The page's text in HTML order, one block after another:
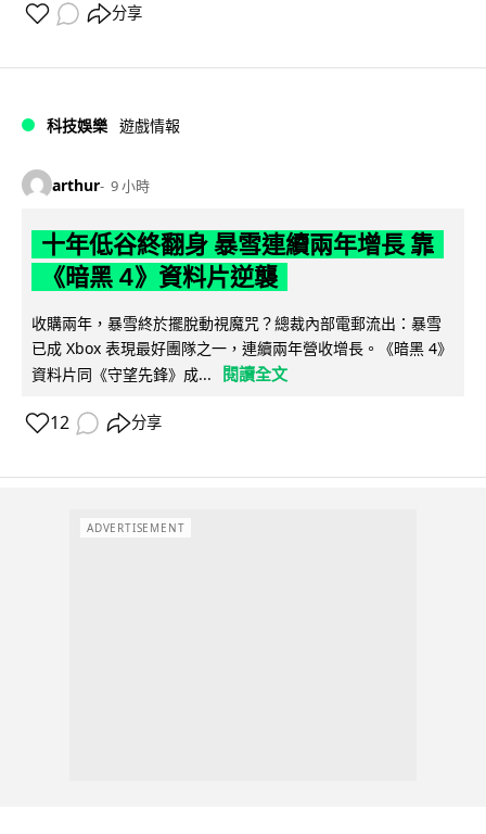
分享
科技娛樂 遊戲情報
arthur 9 小時
十年低谷終翻身 暴雪連續兩年增長 靠
《暗黑 4》資料片逆襲
收購兩年，暴雪終於擺脫動視魔咒？總裁內部電郵流出：暴雪
已成 Xbox 表現最好團隊之一，連續兩年營收增長。《暗黑 4》
資料片同《守望先鋒》成...
閱讀全文
12 分享
ADVERTISEMENT